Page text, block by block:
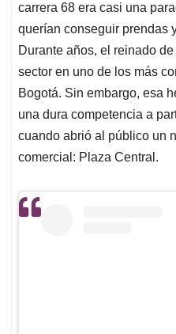
A
p
p
o
o
k
d
I
n
d
s
carrera 68 era casi una
querían conseguir prendas
Durante años, el reinado
sector en uno de los más
Bogotá. Sin embargo, esa
una dura competencia a
cuando abrió al público un
comercial: Plaza Central.